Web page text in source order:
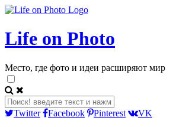
Life on Photo
Место, где фото и идеи расширяют мир
Twitter Facebook Pinterest
VK